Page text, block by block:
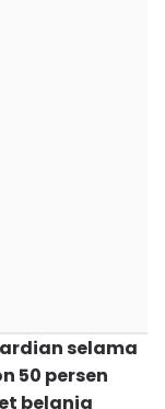
selama
50 persen
belanja